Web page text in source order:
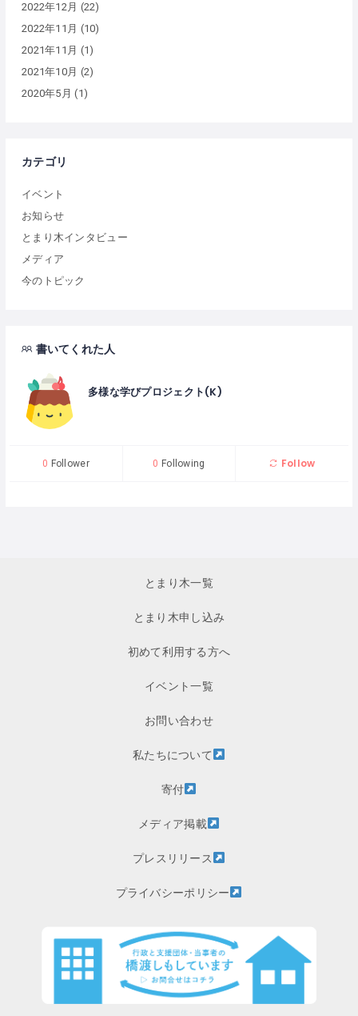
2022年12月 (22)
2022年11月 (10)
2021年11月 (1)
2021年10月 (2)
2020年5月 (1)
カテゴリ
イベント
お知らせ
とまり木インタビュー
メディア
今のトピック
書いてくれた人
多様な学びプロジェクト(K)
0 Follower 0 Following Follow
とまり木一覧
とまり木申し込み
初めて利用する方へ
イベント一覧
お問い合わせ
私たちについて
寄付
メディア掲載
プレスリリース
プライバシーポリシー